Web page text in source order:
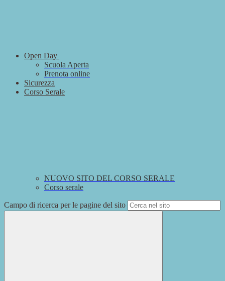
Open Day
Scuola Aperta
Prenota online
Sicurezza
Corso Serale
NUOVO SITO DEL CORSO SERALE
Corso serale
Campo di ricerca per le pagine del sito